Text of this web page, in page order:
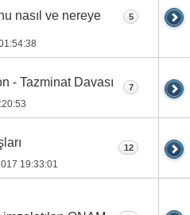
nasıl ve nereye
5
- Tazminat Davası 7
19:33:01
12